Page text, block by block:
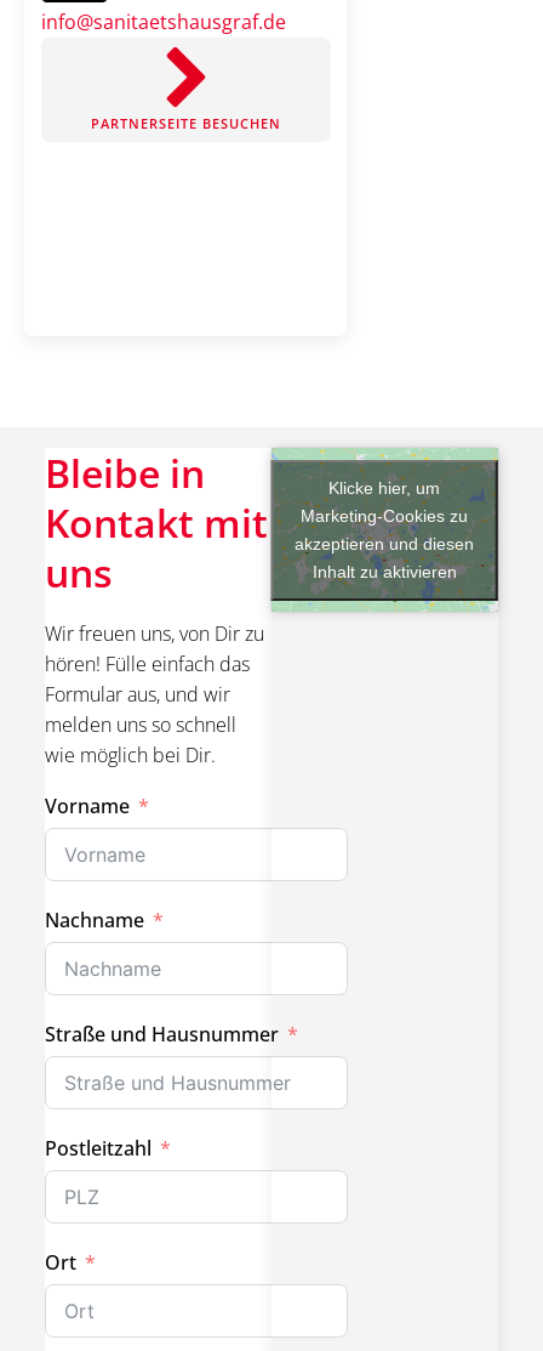
info@sanitaetshausgraf.de
PARTNERSEITE BESUCHEN
Bleibe in
Kontakt mit
uns
Wir freuen uns, von Dir zu
hören! Fülle einfach das
Formular aus, und wir
melden uns so schnell
wie möglich bei Dir.
Vorname
Nachname
Straße und Hausnummer
Postleitzahl
Ort
Klicke hier, um
Marketing-Cookies zu
akzeptieren und diesen
Inhalt zu aktivieren